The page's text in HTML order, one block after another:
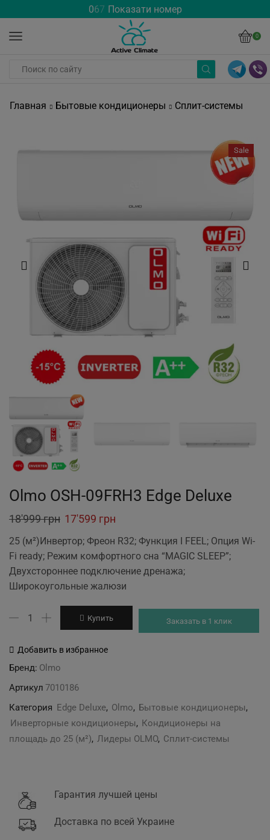
067 Показати номер
0
Главная Бытовые кондиционеры Сплит-системы
Sale
Olmo OSH-09FRH3 Edge Deluxe
18'999грн Original
was:
18'999 грн.
17'599 грн
price
is:
17'599 грн.
25 (м²)Инвертор; Фреон R32; Функция I FEEL; Опция Wi-
Fi ready; Режим комфортного сна “MAGIC SLEEP”;
Двухстороннее подключение дренажа;
Широкоугольные жалюзи
Количество
Olmo
09FRH3
Edge
Deluxe
Купить Заказать в 1 клик
Добавить в избранное
Бренд: Olmo
Артикул 7010186
Категория Edge Deluxe, Olmo, Бытовые кондиционеры,
Инверторные кондиционеры, Кондиционеры на
площадь до 25 (м²), Лидеры OLMO, Сплит-системы
Гарантия лучшей цены
Доставка по всей Украине